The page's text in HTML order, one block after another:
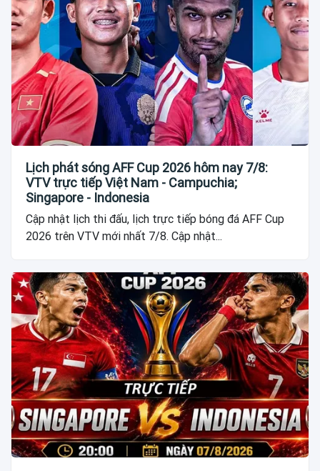
Lịch phát sóng AFF Cup 2026 hôm nay 7/8:
VTV trực tiếp Việt Nam - Campuchia;
Singapore - Indonesia
Cập nhật lịch thi đấu, lịch trực tiếp bóng đá AFF Cup
2026 trên VTV mới nhất 7/8. Cập nhật...